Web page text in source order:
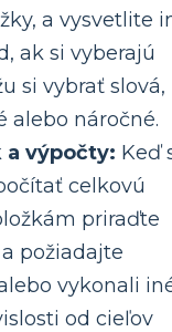
a vysvetlite
ak si vyberajú
si vybrať slová,
alebo náročné.
a výpočty: Keď
celkovú
priraďte
požiadajte
vykonali
od cieľov